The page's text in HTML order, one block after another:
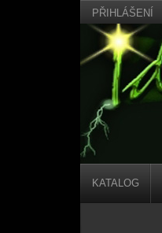
PŘIHLÁŠENÍ
KATALOG